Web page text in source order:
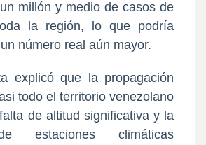
millón y medio de casos de
la región, lo que podría
número real aún mayor.
explicó que la propagación
todo el territorio venezolano
de altitud significativa y la
estaciones climáticas